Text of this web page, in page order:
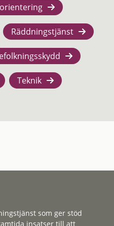
Räddningstjänst
Teknik
som ger stöd
insatser till att